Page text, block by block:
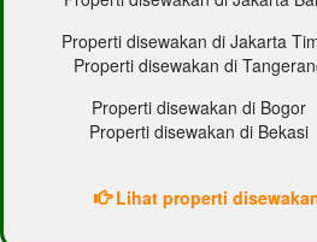
Properti disewakan di Jakarta
Properti disewakan di
Properti disewakan di Bogor
Properti disewakan di Bekasi
Lihat properti